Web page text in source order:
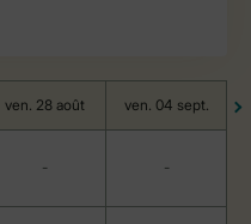
ven. 28 août ven. 04 sept.
- -